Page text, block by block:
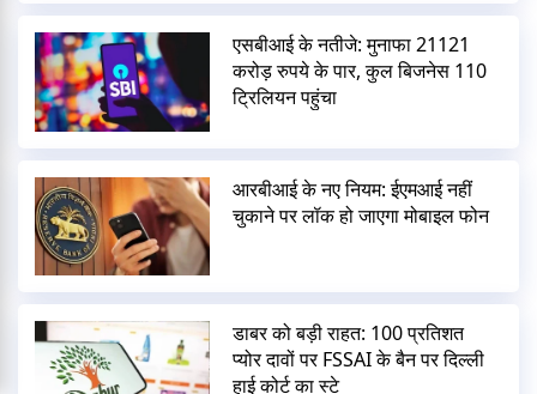
एसबीआई के नतीजे: मुनाफा 21121
करोड़ रुपये के पार, कुल बिजनेस 110
ट्रिलियन पहुंचा
आरबीआई के नए नियम: ईएमआई नहीं
चुकाने पर लॉक हो जाएगा मोबाइल फोन
डाबर को बड़ी राहत: 100 प्रतिशत
प्योर दावों पर FSSAI के बैन पर दिल्ली
हाई कोर्ट का स्टे